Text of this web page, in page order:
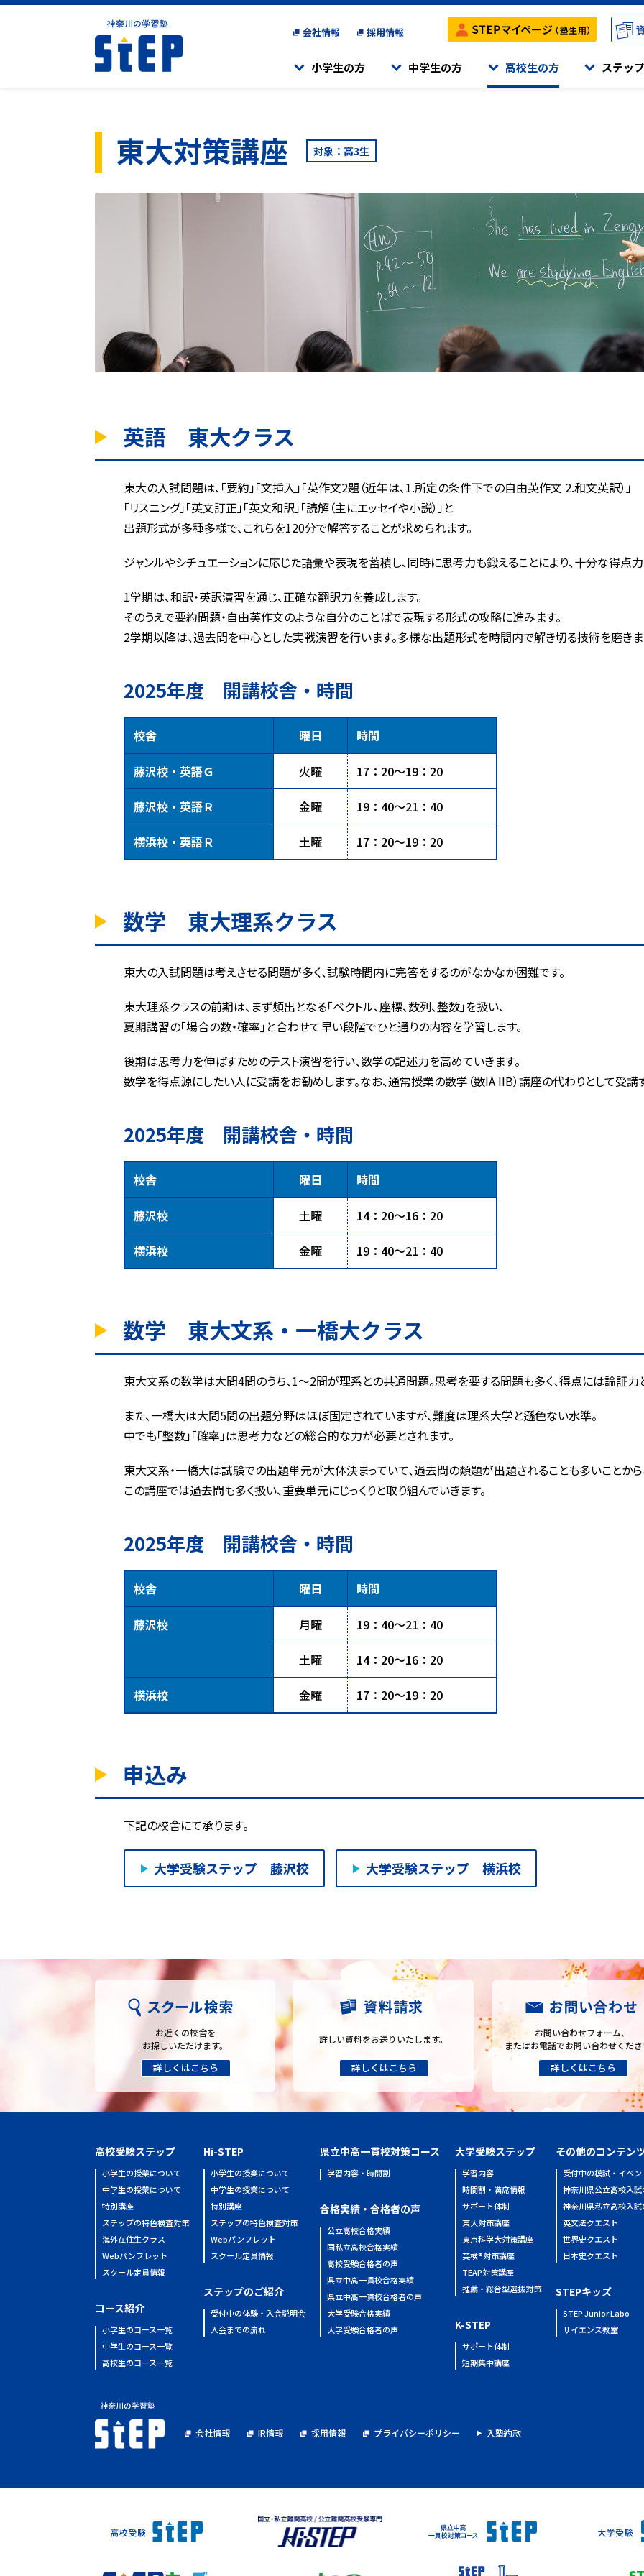
会社情報 採用情報
小学生の方 中学生の方 高校生の方 ステッ
楽しく学び、「勉強が好きになる」ことを目標としています。
県立中高
一貫校対策コース
県立中高一貫校（相模原中等教育学校・平塚中等教育学校）
小学1年生～4年生を対象としたステップの「学童教室」です。
STEPキッズの「プログラム」にのみ、参加するコースです。
講座を開講しています。
STEP
サイエンス教室
月1回120分の実験を、年間12回実施する
ステップの特色検査対策
Webパンフレット
スクール定員情報
高校受験に向けた学習を行うコースです
海外にお住まいの方で、ご帰国後に神奈川県の公立や国私立の
高校進学を目指す生徒をサポートするクラスです。
ステップの特色検査対策
Webパンフレット
スクール定員情報
高校生活と志望大学現役合格の両立をサポートする、
現役高校生対象の集団塾です。
一人ひとりに合わせた内容、スケジュールを組み立てて、
東大対策講座
英検®対策講座
TEAP対策講座
スクール検索
高校受験ステップ
大学受験ステップ
Hi-STEP
東大対策講座 対象： 高3生
英語 東大クラス
東大の入試問題は、「要約」「文挿入」「英作文2題（近年は、1.所定の条件下での自由英作文 2.和文英訳）」
「リスニング」「英文訂正」「英文和訳」「読解（主にエッセイや小説）」と
出題形式が多種多様で、これらを120分で解答することが求められます。
ジャンルやシチュエーションに応じた語彙や表現を蓄積し、同時に思考力も鍛えることにより、十分な得点
1学期は、和訳・英訳演習を通じ、正確な翻訳力を養成します。
そのうえで要約問題・自由英作文のような自分のことばで表現する形式の攻略に進みます。
2学期以降は、過去問を中心とした実戦演習を行います。多様な出題形式を時間内で解き切る技術を磨きま
2025年度 開講校舎・時間
校舎 曜日 時間
藤沢校・英語Ｇ 火曜 17：20～19：20
藤沢校・英語Ｒ 金曜 19：40～21：40
横浜校・英語Ｒ 土曜 17：20～19：20
数学 東大理系クラス
東大の入試問題は考えさせる問題が多く、試験時間内に完答をするのがなかなか困難です。
東大理系クラスの前期は、まず頻出となる｢ベクトル、座標、数列、整数｣を扱い、
夏期講習の｢場合の数・確率｣と合わせて早い段階でひと通りの内容を学習します。
後期は思考力を伸ばすためのテスト演習を行い、数学の記述力を高めていきます。
数学を得点源にしたい人に受講をお勧めします。なお、通常授業の数学（数IA IIB）講座の代わりとして受講
2025年度 開講校舎・時間
校舎 曜日 時間
藤沢校 土曜 14：20～16：20
横浜校 金曜 19：40～21：40
数学 東大文系・一橋大クラス
東大文系の数学は大問4問のうち、1〜2問が理系との共通問題。思考を要する問題も多く、得点には論証力
また、一橋大は大問5問の出題分野はほぼ固定されていますが、難度は理系大学と遜色ない水準。
中でも「整数」「確率」は思考力などの総合的な力が必要とされます。
東大文系・一橋大は試験での出題単元が大体決まっていて、過去問の類題が出題されることも多いことから
この講座では過去問も多く扱い、重要単元にじっくりと取り組んでいきます。
2025年度 開講校舎・時間
校舎 曜日 時間
藤沢校 月曜 19：40～21：40
土曜 14：20～16：20
横浜校 金曜 17：20～19：20
申込み
下記の校舎にて承ります。
大学受験ステップ 藤沢校 大学受験ステップ 横浜校
お近くの校舎を
お探しいただけます。
詳しい資料をお送りいたします。
お問い合わせフォーム、
またはお電話でお問い合わせくださ
高校受験ステップ
小学生の授業について
中学生の授業について
特別講座
ステップの特色検査対策
海外在住生クラス
Webパンフレット
スクール定員情報
コース紹介
小学生のコース一覧
中学生のコース一覧
高校生のコース一覧
Hi-STEP
小学生の授業について
中学生の授業について
特別講座
ステップの特色検査対策
Webパンフレット
スクール定員情報
ステップのご紹介
受付中の体験・入会説明会
入会までの流れ
県立中高一貫校対策コース
学習内容・時間割
合格実績・合格者の声
公立高校合格実績
国私立高校合格実績
高校受験合格者の声
県立中高一貫校合格実績
県立中高一貫校合格者の声
大学受験合格実績
大学受験合格者の声
大学受験ステップ
学習内容
時間割・満席情報
サポート体制
東大対策講座
東京科学大対策講座
英検®対策講座
TEAP対策講座
推薦・総合型選抜対策
K-STEP
サポート体制
短期集中講座
その他のコンテン
受付中の模試・イベン
神奈川県公立高校入
神奈川県私立高校入
英文法クエスト
世界史クエスト
日本史クエスト
STEPキッズ
STEP Junior Labo
サイエンス教室
会社情報 IR情報 採用情報 プライバシーポリシー 入塾約款